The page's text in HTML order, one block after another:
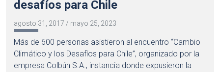
desafíos para Chile
agosto 31, 2017 / mayo 25, 2023
Más de 600 personas asistieron al encuentro “Cambio
Climático y los Desafíos para Chile”, organizado por la
empresa Colbún S.A., instancia donde expusieron la